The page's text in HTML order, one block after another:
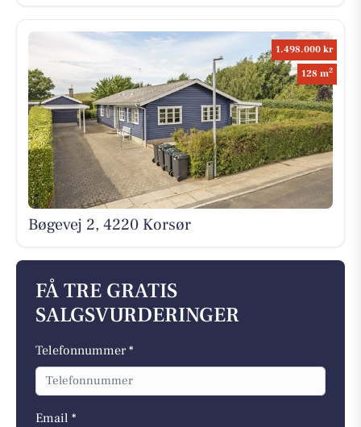
1.498.000 kr
128 m2
Bøgevej 2, 4220 Korsør
FÅ TRE GRATIS
SALGSVURDERINGER
Telefonnummer *
Email *